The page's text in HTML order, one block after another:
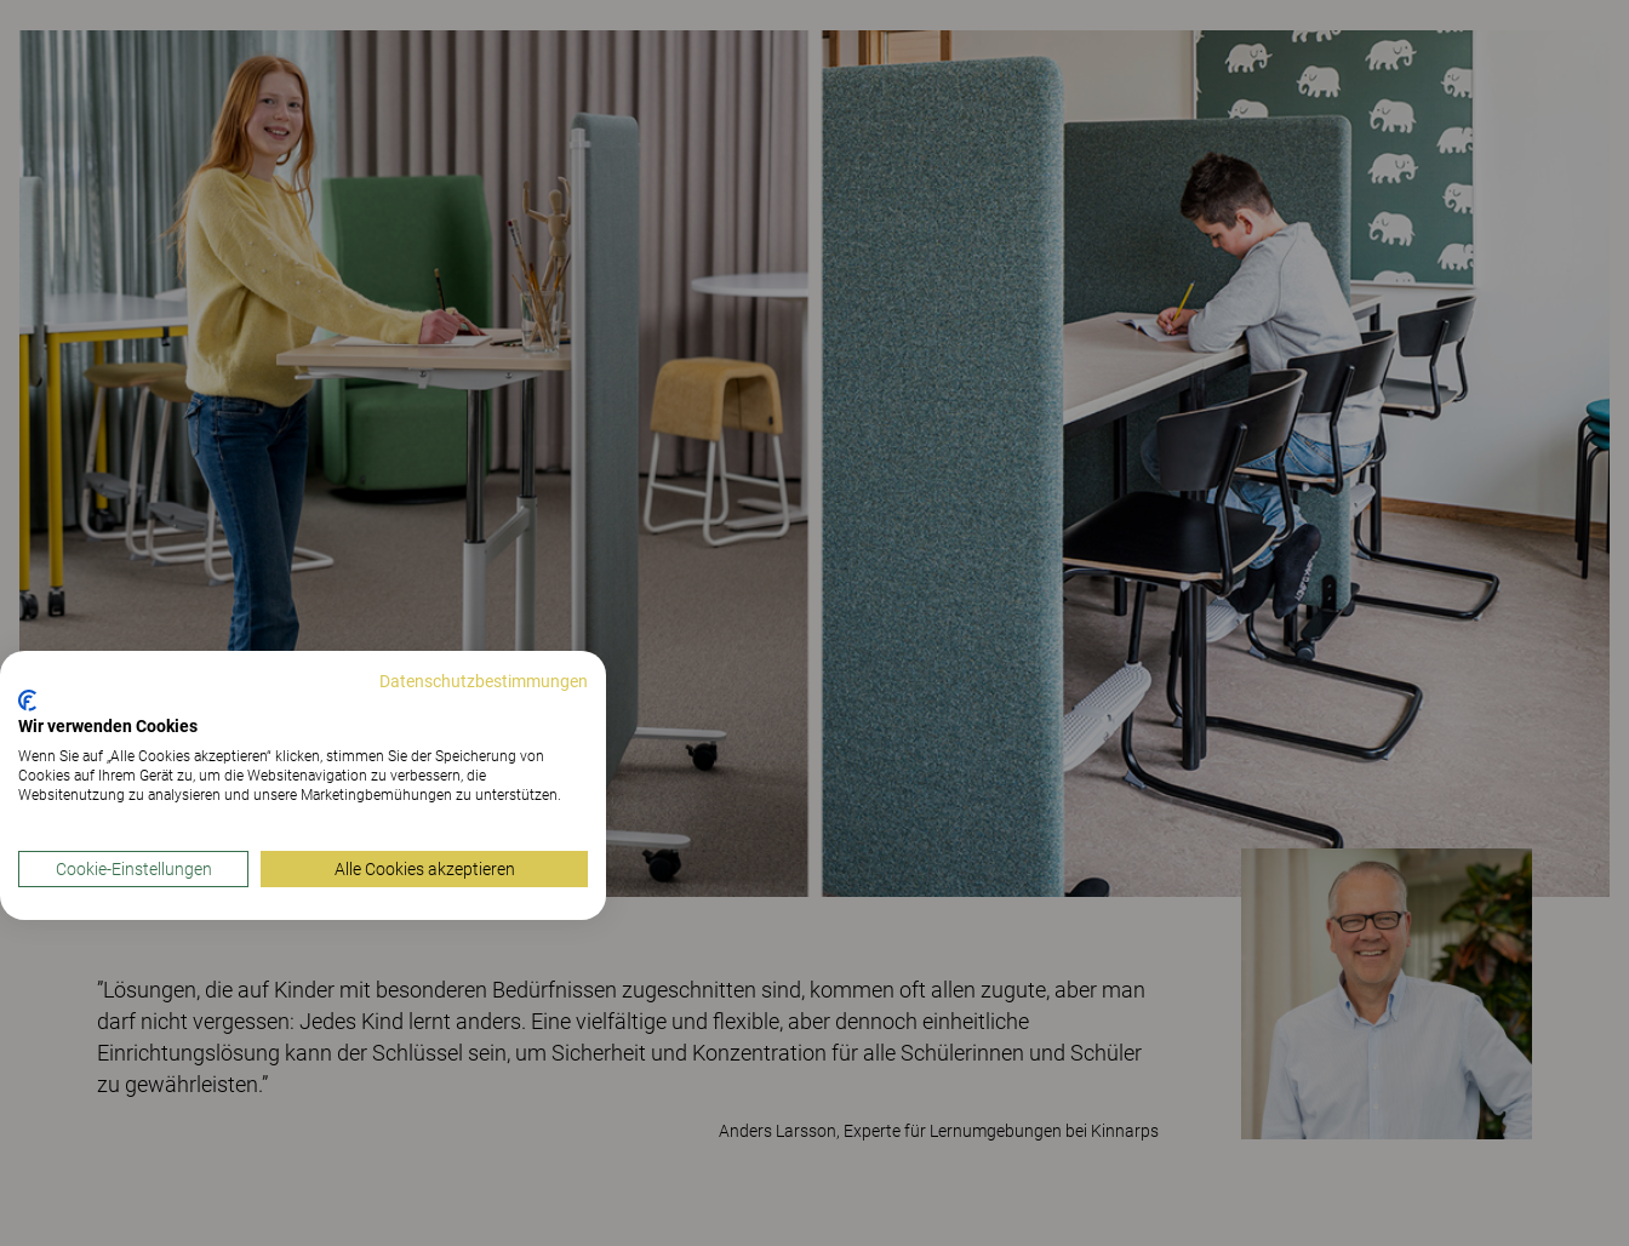
”Lösungen, die auf Kinder mit besonderen Bedürfnissen zugeschnitten sind, kommen oft allen zugute, aber man
darf nicht vergessen: Jedes Kind lernt anders. Eine vielfältige und flexible, aber dennoch einheitliche
Einrichtungslösung kann der Schlüssel sein, um Sicherheit und Konzentration für alle Schülerinnen und Schüler
zu gewährleisten.”
Anders Larsson, Experte für Lernumgebungen bei Kinnarps
Datenschutzbestimmungen
Wir verwenden Cookies
Wenn Sie auf „Alle Cookies akzeptieren“ klicken, stimmen Sie der Speicherung von
Cookies auf Ihrem Gerät zu, um die Websitenavigation zu verbessern, die
Websitenutzung zu analysieren und unsere Marketingbemühungen zu unterstützen.
Cookie-Einstellungen Alle Cookies akzeptieren